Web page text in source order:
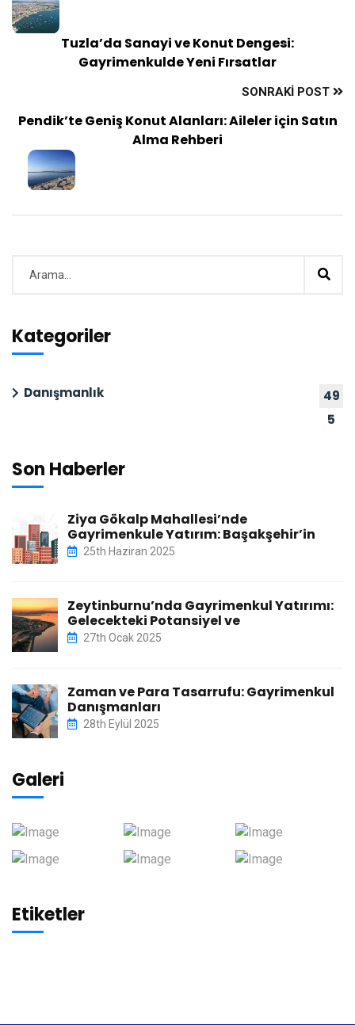
Tuzla’da Sanayi ve Konut Dengesi:
Gayrimenkulde Yeni Fırsatlar
SONRAKI POST
Pendik’te Geniş Konut Alanları: Aileler için Satın
Alma Rehberi
Kategoriler
Danışmanlık
49
5
Son Haberler
Ziya Gökalp Mahallesi’nde
Gayrimenkule Yatırım: Başakşehir’in
25th Haziran 2025
Zeytinburnu’nda Gayrimenkul Yatırımı:
Gelecekteki Potansiyel ve
27th Ocak 2025
Zaman ve Para Tasarrufu: Gayrimenkul
Danışmanları
28th Eylül 2025
Galeri
Etiketler